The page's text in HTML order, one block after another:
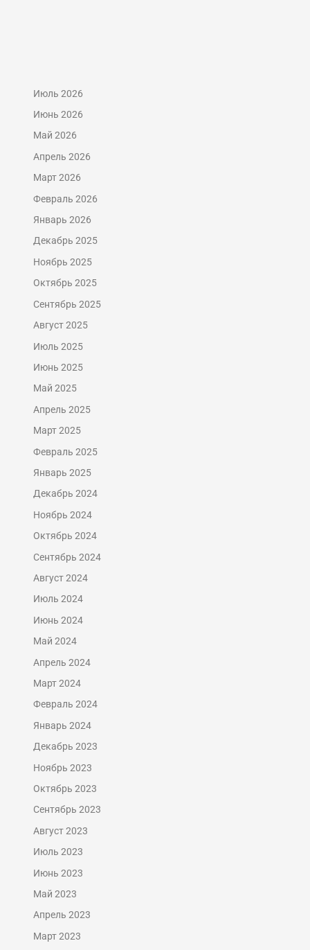
Июль 2026
Июнь 2026
Май 2026
Апрель 2026
Март 2026
Февраль 2026
Январь 2026
Декабрь 2025
Ноябрь 2025
Октябрь 2025
Сентябрь 2025
Август 2025
Июль 2025
Июнь 2025
Май 2025
Апрель 2025
Март 2025
Февраль 2025
Январь 2025
Декабрь 2024
Ноябрь 2024
Октябрь 2024
Сентябрь 2024
Август 2024
Июль 2024
Июнь 2024
Май 2024
Апрель 2024
Март 2024
Февраль 2024
Январь 2024
Декабрь 2023
Ноябрь 2023
Октябрь 2023
Сентябрь 2023
Август 2023
Июль 2023
Июнь 2023
Май 2023
Апрель 2023
Март 2023